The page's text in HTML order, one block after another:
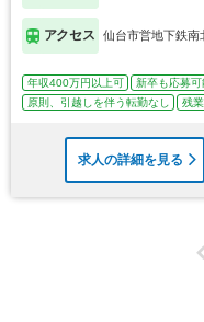
アクセス 仙台市営地下鉄南
年収400万円以上可 新卒も応募可
原則、引越しを伴う転勤なし
残
求人の詳細を見る